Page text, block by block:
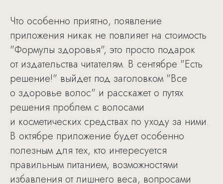
Что особенно приятно, появление
приложения никак не повлияет на стоимость
"Формулы здоровья", это просто подарок
от издательства читателям. В сентябре "Есть
решение!" выйдет под заголовком "Все
о здоровье волос" и расскажет о путях
решения проблем с волосами
и косметических средствах по уходу за ними.
В октябре приложение будет особенно
полезным для тех, кто интересуется
правильным питанием, возможностями
избавления от лишнего веса, вопросами